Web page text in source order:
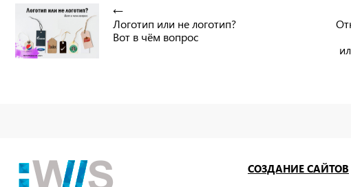
Логотип или не логотип?
Вот в чём вопрос
СОЗДАНИЕ САЙТОВ